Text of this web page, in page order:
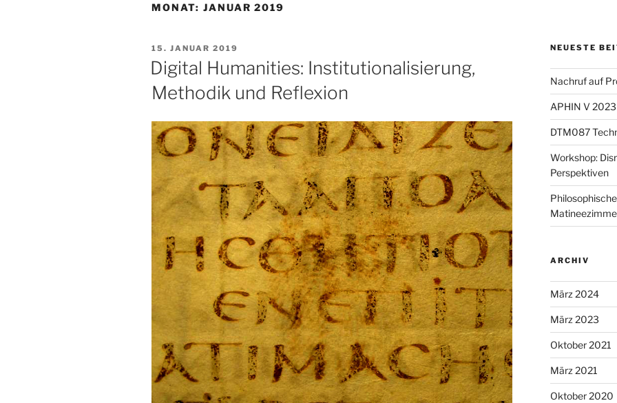
MONAT: JANUAR 2019
VERÖFFENTLICHT
AM
15. JANUAR 2019
Digital Humanities: Institutionalisierung,
Methodik und Reflexion
NEUESTE
Nachruf auf
APHIN V
DTM087
Workshop:
Perspektiven
ARCHIV
März 2024
März 2023
Oktober 2021
März 2021
Oktober 2020